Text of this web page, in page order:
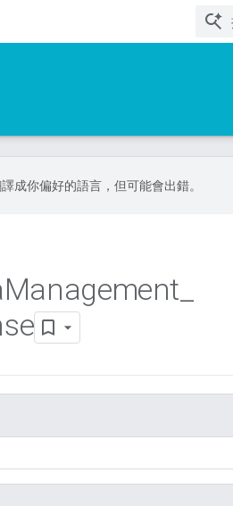
成你偏好的語言，但可能會出錯。
Management